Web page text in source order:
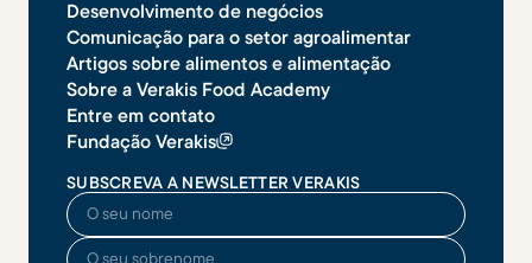
Desenvolvimento de negócios
Comunicação para o setor agroalimentar
Artigos sobre alimentos e alimentação
Sobre a Verakis Food Academy
Entre em contato
Fundação Verakis
SUBSCREVA A NEWSLETTER VERAKIS
O seu nome
O seu sobrenome